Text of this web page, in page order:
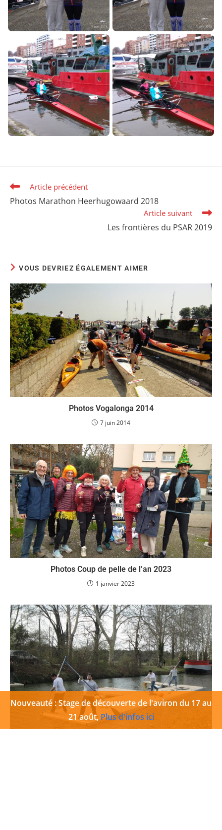
Nouveauté : Stage de découverte de l'aviron du 17 au
21 août, Plus d'infos ici
Article précédent
Photos Marathon Heerhugowaard 2018
Article suivant
Les frontières du PSAR 2019
VOUS DEVRIEZ ÉGALEMENT AIMER
Photos Vogalonga 2014
7 juin 2014
Photos Coup de pelle de l’an 2023
1 janvier 2023